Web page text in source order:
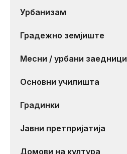
Урбанизам
Градежно земјиште
Месни / урбани заедници
Основни училишта
Градинки
Јавни претпријатија
Домови на култура